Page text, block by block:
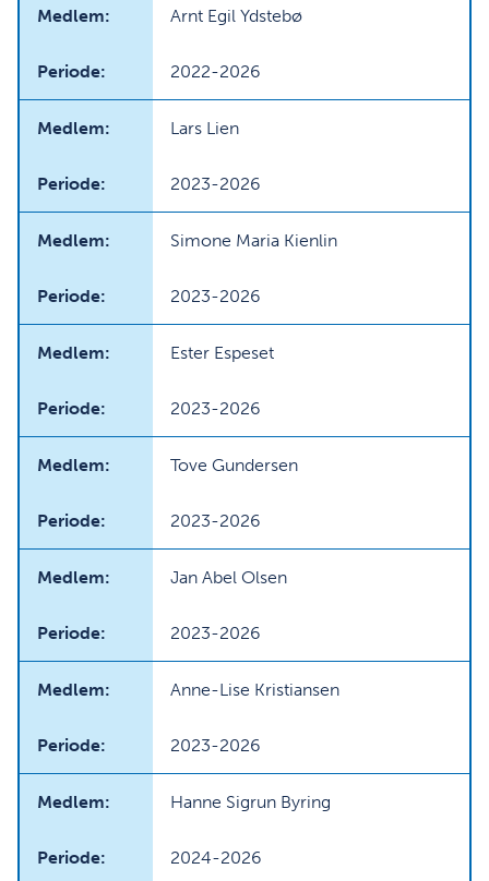
Arnt Egil Ydstebø
2022-2026
Lars Lien
2023-2026
Simone Maria Kienlin
2023-2026
Ester Espeset
2023-2026
Tove Gundersen
2023-2026
Jan Abel Olsen
2023-2026
Anne-Lise Kristiansen
2023-2026
Hanne Sigrun Byring
2024-2026